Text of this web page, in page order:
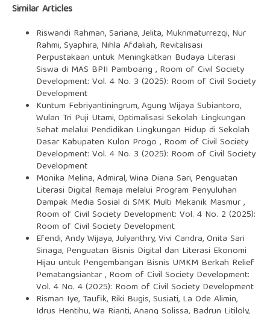
Similar Articles
Riswandi Rahman, Sariana, Jelita, Mukrimaturrezqi, Nur
Rahmi, Syaphira, Nihla Afdaliah, Revitalisasi
Perpustakaan untuk Meningkatkan Budaya Literasi
Siswa di MAS BPII Pamboang , Room of Civil Society
Development: Vol. 4 No. 3 (2025): Room of Civil Society
Development
Kuntum Febriyantiningrum, Agung Wijaya Subiantoro,
Wulan Tri Puji Utami,Optimalisasi Sekolah Lingkungan
Sehat melalui Pendidikan Lingkungan Hidup di Sekolah
Dasar Kabupaten Kulon Progo , Room of Civil Society
Development: Vol. 4 No. 3 (2025): Room of Civil Society
Development
Monika Melina, Admiral, Wina Diana Sari, Penguatan
Literasi Digital Remaja melalui Program Penyuluhan
Dampak Media Sosial di SMK Multi Mekanik Masmur,
Room of Civil Society Development: Vol. 4 No. 2 (2025):
Room of Civil Society Development
Efendi, Andy Wijaya, Julyanthry, Vivi Candra, Onita Sari
Sinaga, Penguatan Bisnis Digital dan Literasi Ekonomi
Hijau untuk Pengembangan Bisnis UMKM Berkah Relief
Pematangsiantar, Room of Civil Society Development:
Vol. 4 No. 4 (2025): Room of Civil Society Development
Risman Iye, Taufik, Riki Bugis, Susiati, La Ode Alimin,